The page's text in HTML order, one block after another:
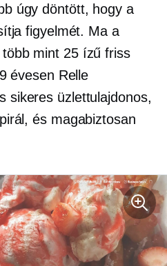
úgy döntött, hogy a
figyelmét. Ma a
mint 25 ízű friss
évesen Relle
sikeres üzlettulajdonos,
és magabiztosan